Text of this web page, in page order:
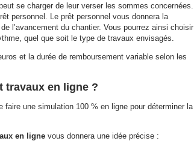
se charger de leur verser les sommes concernées.
personnel. Le prêt personnel vous donnera la
l’avancement du chantier. Vous pourrez ainsi choisir
quel que soit le type de travaux envisagés.
et la durée de remboursement variable selon les
travaux en ligne ?
faire une simulation 100 % en ligne pour déterminer la
en ligne vous donnera une idée précise :